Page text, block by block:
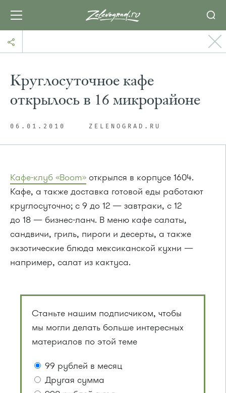
Круглосуточное кафе
открылось в 16 микрорайоне
06.01.2010 ZELENOGRAD.RU
Кафе-клуб «Boom» открылся в корпусе 1604.
Кафе, а также доставка готовой еды работают
круглосуточно; с 9 до 12 — завтраки, с 12
до 18 — бизнес-ланч. В меню кафе салаты,
сандвичи, гриль, пироги и десерты, а также
экзотические блюда мексиканской кухни —
например, салат из кактуса.
Станьте нашим подписчиком, чтобы
мы могли делать больше интересных
материалов по этой теме
99 рублей в месяц
Другая сумма